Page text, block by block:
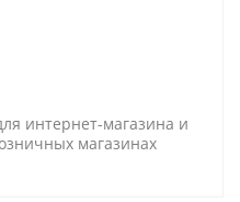
интернет-магазина и
магазинах